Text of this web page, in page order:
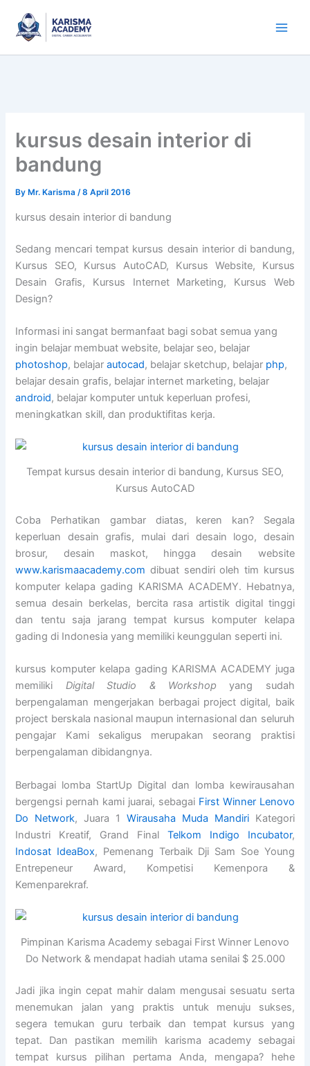
content
kursus desain interior di
bandung
By Mr. Karisma/8 April 2016
kursus desain interior di bandung
Sedang mencari tempat kursus desain interior di bandung,
Kursus SEO, Kursus AutoCAD, Kursus Website, Kursus
Desain Grafis, Kursus Internet Marketing, Kursus Web
Design?
Informasi ini sangat bermanfaat bagi sobat semua yang
ingin belajar membuat website, belajar seo, belajar
photoshop, belajarautocad, belajar sketchup, belajar php,
belajar desain grafis, belajar internet marketing, belajar
android, belajar komputer untuk keperluan profesi,
meningkatkan skill, dan produktifitas kerja.
Tempat kursus desain interior di bandung, Kursus SEO,
Kursus AutoCAD
Coba Perhatikan gambar diatas, keren kan? Segala
keperluan desain grafis, mulai dari desain logo, desain
brosur, desain maskot, hingga desain website
www.karismaacademy.com dibuat sendiri oleh tim kursus
komputer kelapa gading KARISMA ACADEMY. Hebatnya,
semua desain berkelas, bercita rasa artistik digital tinggi
dan tentu saja jarang tempat kursus komputer kelapa
gading di Indonesia yang memiliki keunggulan seperti ini.
kursus komputer kelapa gading KARISMA ACADEMY juga
memiliki Digital Studio & Workshop yang sudah
berpengalaman mengerjakan berbagai project digital, baik
project berskala nasional maupun internasional dan seluruh
pengajar Kami sekaligus merupakan seorang praktisi
berpengalaman dibidangnya.
Berbagai lomba StartUp Digital dan lomba kewirausahan
bergengsi pernah kami juarai, sebagai First Winner Lenovo
Do Network, Juara 1 Wirausaha Muda MandiriKategori
Industri Kreatif, Grand Final Telkom Indigo Incubator,
Indosat IdeaBox, Pemenang Terbaik Dji Sam Soe Young
Entrepeneur Award, Kompetisi Kemenpora &
Kemenparekraf.
Pimpinan Karisma Academy sebagai First Winner Lenovo
Do Network & mendapat hadiah utama senilai $ 25.000
Jadi jika ingin cepat mahir dalam mengusai sesuatu serta
menemukan jalan yang praktis untuk menuju sukses,
segera temukan guru terbaik dan tempat kursus yang
tepat. Dan pastikan memilih karisma academy sebagai
tempat kursus pilihan pertama Anda, mengapa? hehe